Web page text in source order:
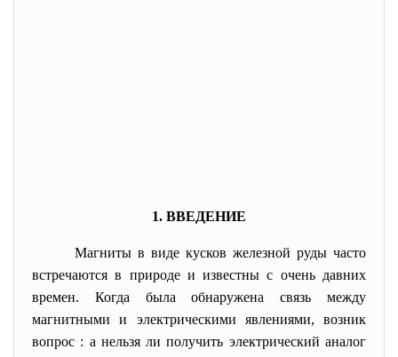
1. ВВЕДЕНИЕ
Магниты в виде кусков железной руды часто
встречаются в природе и известны с очень давних
времен. Когда была обнаружена связь между
магнитными и электрическими явлениями, возник
вопрос : а нельзя ли получить электрический аналог